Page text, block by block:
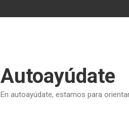
Autoayúdate
En autoayúdate, estamos para